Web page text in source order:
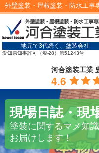
外壁塗装・屋根塗装・防水工事
地元で3代続く、塗装会社
愛知県知事許可（般-28）第51243号
河合塗装工業
4.6
現場日誌・現
塗装に関するマメ知
お届けします！